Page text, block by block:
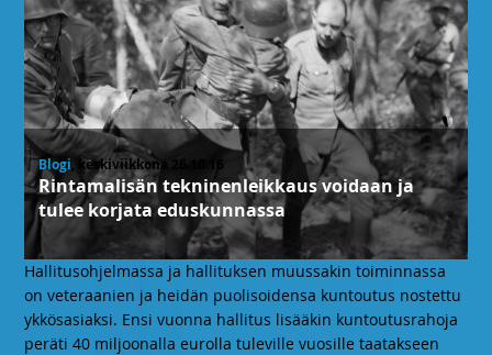
Blogi, keskiviikkona 26.10.16
Rintamalisän tekninenleikkaus voidaan ja
tulee korjata eduskunnassa
Hallitusohjelmassa ja hallituksen muussakin toiminnassa
on veteraanien ja heidän puolisoidensa kuntoutus nostettu
ykkösasiaksi. Ensi vuonna hallitus lisääkin kuntoutusrahoja
peräti 40 miljoonalla eurolla tuleville vuosille taatakseen